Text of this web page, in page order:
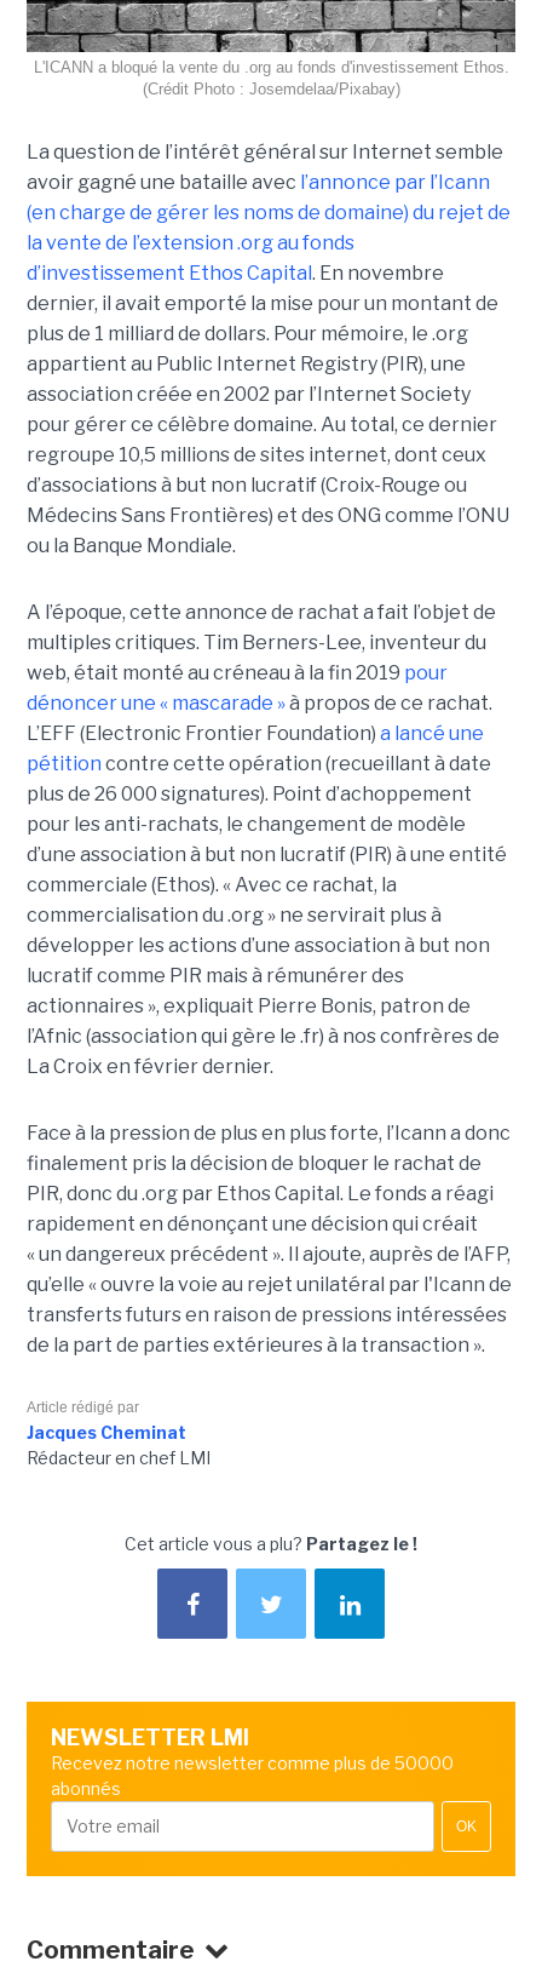
L'ICANN a bloqué la vente du .org au fonds d'investissement Ethos.
(Crédit Photo : Josemdelaa/Pixabay)
La question de l’intérêt général sur Internet semble
avoir gagné une bataille avec l’annonce par l’Icann
(en charge de gérer les noms de domaine) du rejet de
la vente de l’extension .org au fonds
d’investissement Ethos Capital . En novembre
dernier, il avait emporté la mise pour un montant de
plus de 1 milliard de dollars. Pour mémoire, le .org
appartient au Public Internet Registry (PIR), une
association créée en 2002 par l’Internet Society
pour gérer ce célèbre domaine. Au total, ce dernier
regroupe 10,5 millions de sites internet, dont ceux
d’associations à but non lucratif (Croix-Rouge ou
Médecins Sans Frontières) et des ONG comme l’ONU
ou la Banque Mondiale.
A l’époque, cette annonce de rachat a fait l’objet de
multiples critiques. Tim Berners-Lee, inventeur du
web, était monté au créneau à la fin 2019 pour
dénoncer une « mascarade »à propos de ce rachat.
L’EFF (Electronic Frontier Foundation) a lancé une
pétition contre cette opération (recueillant à date
plus de 26 000 signatures). Point d’achoppement
pour les anti-rachats, le changement de modèle
d’une association à but non lucratif (PIR) à une entité
commerciale (Ethos). « Avec ce rachat, la
commercialisation du .org » ne servirait plus à
développer les actions d’une association à but non
lucratif comme PIR mais à rémunérer des
actionnaires », expliquait Pierre Bonis, patron de
l’Afnic (association qui gère le .fr) à nos confrères de
La Croix en février dernier.
Face à la pression de plus en plus forte, l’Icann a donc
finalement pris la décision de bloquer le rachat de
PIR, donc du .org par Ethos Capital. Le fonds a réagi
rapidement en dénonçant une décision qui créait
« un dangereux précédent ». Il ajoute, auprès de l’AFP,
qu’elle « ouvre la voie au rejet unilatéral par l'Icann de
transferts futurs en raison de pressions intéressées
de la part de parties extérieures à la transaction ».
Article rédigé par
Jacques Cheminat
Rédacteur en chef LMI
Cet article vous a plu? Partagez le !
NEWSLETTER LMI
Recevez notre newsletter comme plus de 50000
abonnés
OK
Commentaire